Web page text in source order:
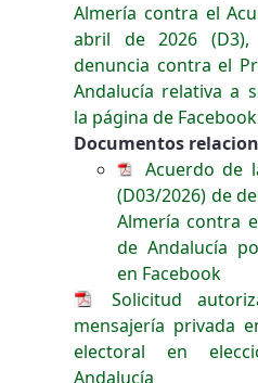
Almería contra el
abril de 2026
denuncia contra el
Andalucía relativa a
la página de
Documentos
Acuerdo de
(D03/2026) de
Almería contra
de Andalucía
en Facebook
Solicitud
mensajería privada
electoral en
Andalucía